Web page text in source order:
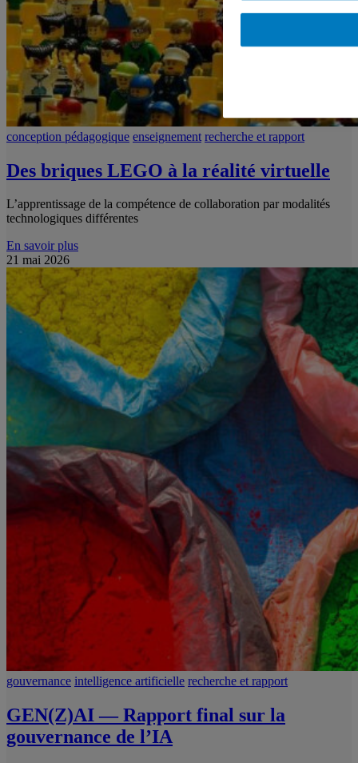
conception pédagogique enseignement recherche et rapport
Des briques LEGO à la réalité virtuelle
L’apprentissage de la compétence de collaboration par modalités
technologiques différentes
En savoir plus
21 mai 2026
gouvernance intelligence artificielle recherche et rapport
GEN(Z)AI — Rapport final sur la
gouvernance de l’IA